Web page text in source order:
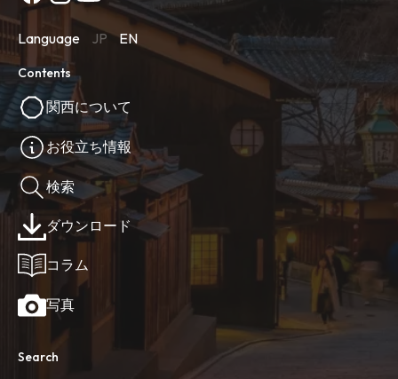
Language JP EN
Contents
関西について
お役立ち情報
検索
ダウンロード
コラム
写真
Search